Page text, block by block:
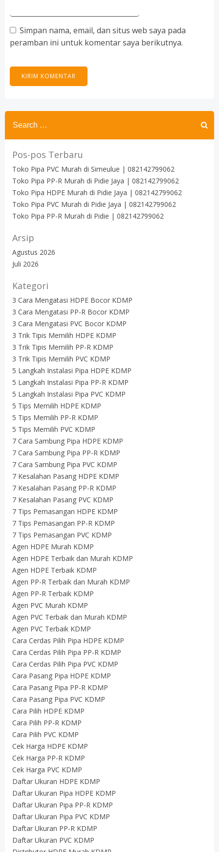
Simpan nama, email, dan situs web saya pada
peramban ini untuk komentar saya berikutnya.
Search
for:
Pos-pos Terbaru
Toko Pipa PVC Murah di Simeulue | 082142799062
Toko Pipa PP-R Murah di Pidie Jaya | 082142799062
Toko Pipa HDPE Murah di Pidie Jaya | 082142799062
Toko Pipa PVC Murah di Pidie Jaya | 082142799062
Toko Pipa PP-R Murah di Pidie | 082142799062
Arsip
Agustus 2026
Juli 2026
Kategori
3 Cara Mengatasi HDPE Bocor KDMP
3 Cara Mengatasi PP-R Bocor KDMP
3 Cara Mengatasi PVC Bocor KDMP
3 Trik Tipis Memilih HDPE KDMP
3 Trik Tipis Memilih PP-R KDMP
3 Trik Tipis Memilih PVC KDMP
5 Langkah Instalasi Pipa HDPE KDMP
5 Langkah Instalasi Pipa PP-R KDMP
5 Langkah Instalasi Pipa PVC KDMP
5 Tips Memilih HDPE KDMP
5 Tips Memilih PP-R KDMP
5 Tips Memilih PVC KDMP
7 Cara Sambung Pipa HDPE KDMP
7 Cara Sambung Pipa PP-R KDMP
7 Cara Sambung Pipa PVC KDMP
7 Kesalahan Pasang HDPE KDMP
7 Kesalahan Pasang PP-R KDMP
7 Kesalahan Pasang PVC KDMP
7 Tips Pemasangan HDPE KDMP
7 Tips Pemasangan PP-R KDMP
7 Tips Pemasangan PVC KDMP
Agen HDPE Murah KDMP
Agen HDPE Terbaik dan Murah KDMP
Agen HDPE Terbaik KDMP
Agen PP-R Terbaik dan Murah KDMP
Agen PP-R Terbaik KDMP
Agen PVC Murah KDMP
Agen PVC Terbaik dan Murah KDMP
Agen PVC Terbaik KDMP
Cara Cerdas Pilih Pipa HDPE KDMP
Cara Cerdas Pilih Pipa PP-R KDMP
Cara Cerdas Pilih Pipa PVC KDMP
Cara Pasang Pipa HDPE KDMP
Cara Pasang Pipa PP-R KDMP
Cara Pasang Pipa PVC KDMP
Cara Pilih HDPE KDMP
Cara Pilih PP-R KDMP
Cara Pilih PVC KDMP
Cek Harga HDPE KDMP
Cek Harga PP-R KDMP
Cek Harga PVC KDMP
Daftar Ukuran HDPE KDMP
Daftar Ukuran Pipa HDPE KDMP
Daftar Ukuran Pipa PP-R KDMP
Daftar Ukuran Pipa PVC KDMP
Daftar Ukuran PP-R KDMP
Daftar Ukuran PVC KDMP